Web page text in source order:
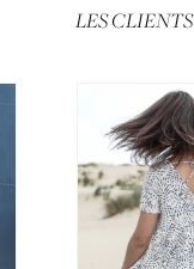
LES